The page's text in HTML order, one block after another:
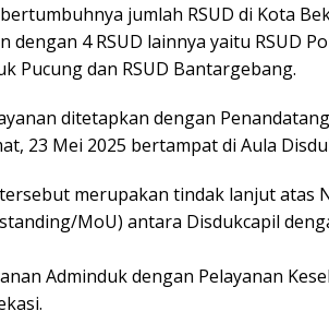
jumlah RSUD di Kota
dengan 4 RSUD lainnya yaitu RSUD
Pucung dan RSUD Bantargebang.
ditetapkan dengan
23 Mei 2025 bertampat di Aula
merupakan tindak lanjut atas
MoU) antara Disdukcapil
Adminduk dengan Pelayanan